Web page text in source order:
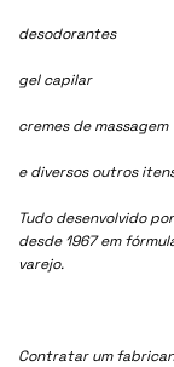
desodorantes
gel capilar
cremes de massagem
e diversos outros
Tudo desenvolvido
desde 1967 em
varejo.
Contratar um